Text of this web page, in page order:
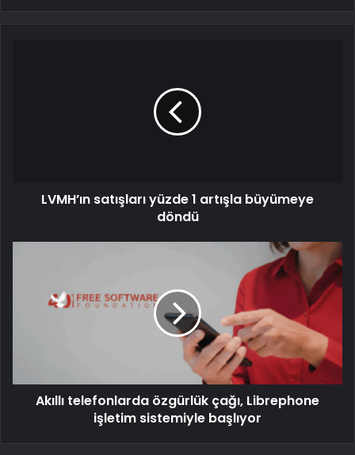
LVMH’ın satışları yüzde 1 artışla büyümeye
döndü
Akıllı telefonlarda özgürlük çağı, Librephone
işletim sistemiyle başlıyor